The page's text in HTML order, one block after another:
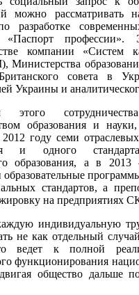
можно рассматривать
разработке
«Паспорт
компании «Систем
Министерства
совета в
Украины и
этого
образования и
году семи
и одного
образования, а в
образовательные
стандартов, а
на предприятиях
индивидуальную
не как отдельный
ведет к полной
функционирования
общество дальше